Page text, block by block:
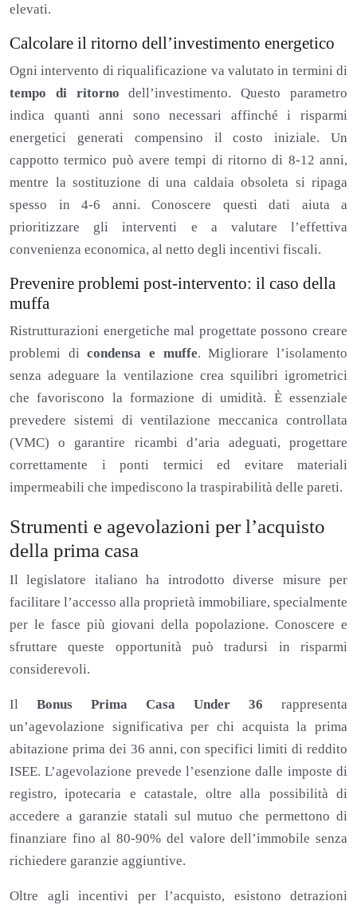
elevati.
Calcolare il ritorno dell’investimento energetico
Ogni intervento di riqualificazione va valutato in termini di
tempo di ritorno dell’investimento. Questo parametro
indica quanti anni sono necessari affinché i risparmi
energetici generati compensino il costo iniziale. Un
cappotto termico può avere tempi di ritorno di 8-12 anni,
mentre la sostituzione di una caldaia obsoleta si ripaga
spesso in 4-6 anni. Conoscere questi dati aiuta a
prioritizzare gli interventi e a valutare l’effettiva
convenienza economica, al netto degli incentivi fiscali.
Prevenire problemi post-intervento: il caso della
muffa
Ristrutturazioni energetiche mal progettate possono creare
problemi dicondensa e muffe. Migliorare l’isolamento
senza adeguare la ventilazione crea squilibri igrometrici
che favoriscono la formazione di umidità. È essenziale
prevedere sistemi di ventilazione meccanica controllata
(VMC) o garantire ricambi d’aria adeguati, progettare
correttamente i ponti termici ed evitare materiali
impermeabili che impediscono la traspirabilità delle pareti.
Strumenti e agevolazioni per l’acquisto
della prima casa
Il legislatore italiano ha introdotto diverse misure per
facilitare l’accesso alla proprietà immobiliare, specialmente
per le fasce più giovani della popolazione. Conoscere e
sfruttare queste opportunità può tradursi in risparmi
considerevoli.
Il Bonus Prima Casa Under 36 rappresenta
un’agevolazione significativa per chi acquista la prima
abitazione prima dei 36 anni, con specifici limiti di reddito
ISEE. L’agevolazione prevede l’esenzione dalle imposte di
registro, ipotecaria e catastale, oltre alla possibilità di
accedere a garanzie statali sul mutuo che permettono di
finanziare fino al 80-90% del valore dell’immobile senza
richiedere garanzie aggiuntive.
Oltre agli incentivi per l’acquisto, esistono detrazioni